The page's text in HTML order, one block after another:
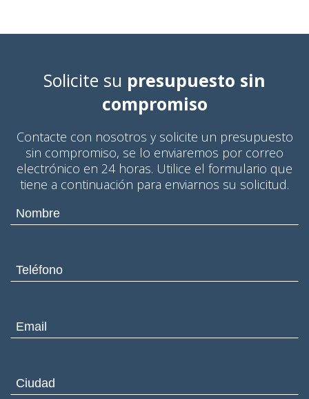
Solicite su presupuesto sin
compromiso
Contacte con nosotros y solicite un presupuesto
sin compromiso, se lo enviaremos por correo
electrónico en 24 horas. Utilice el formulario que
tiene a continuación para enviarnos su solicitud.